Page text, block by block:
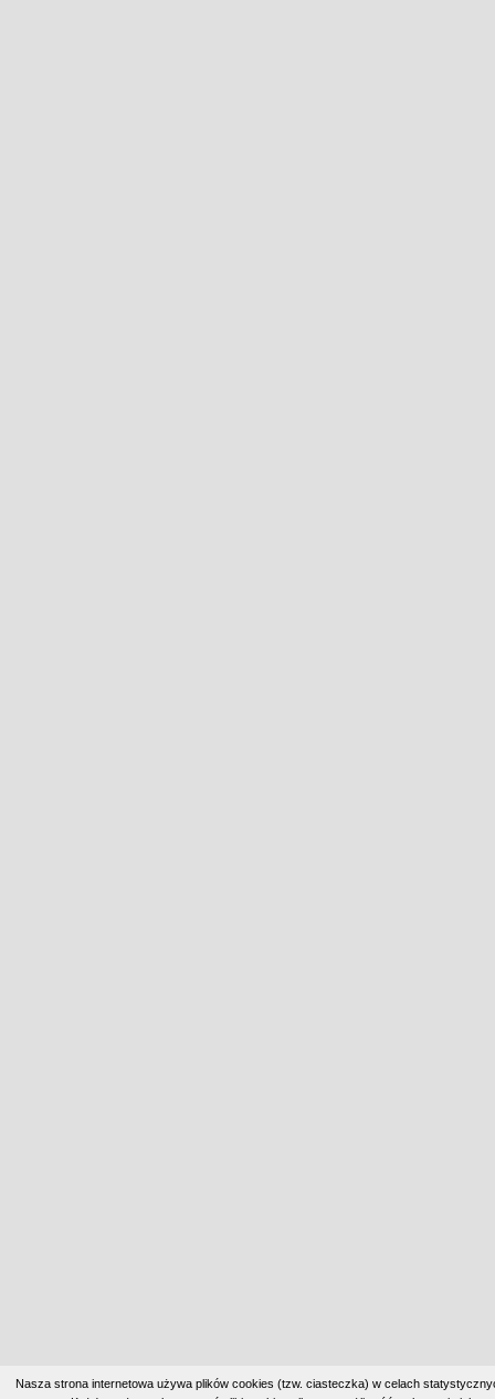
Nasza strona internetowa używa plików cookies (tzw. ciasteczka) w celach